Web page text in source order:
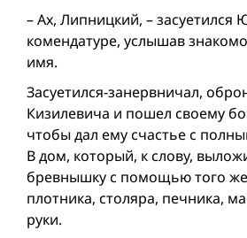
– Ах, Липницкий, –
комендатуре, услышав
имя.
Засуетился-занервничал,
Кизилевича и пошел своему
чтобы дал ему счастье с
В дом, который, к слову,
бревнышку с помощью того
плотника, столяра, печника,
руки.